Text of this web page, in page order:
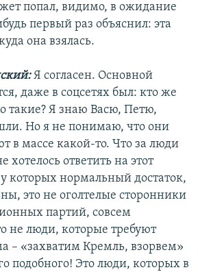
попал, видимо, в ожидание
первый раз объяснил: эта
она взялась.
Я согласен. Основной
даже в соцсетях был: кто же
такие? Я знаю Васю, Петю,
Но я не понимаю, что они
в массе какой-то. Что за люди
ответить на этот
которых нормальный достаток,
это не оголтелые сторонники
партий, совсем
не люди, которые требуют
– «захватим Кремль, взорвем»
подобного! Это люди, которых в